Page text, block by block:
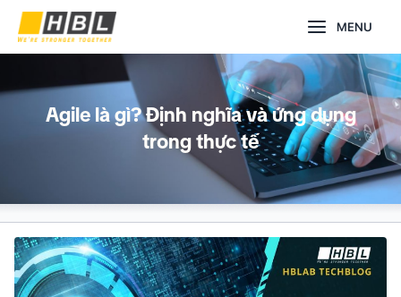
Nhảy
Main
Menu
MENU
Agile là gì? Định nghĩa và ứng dụng
trong thực tế